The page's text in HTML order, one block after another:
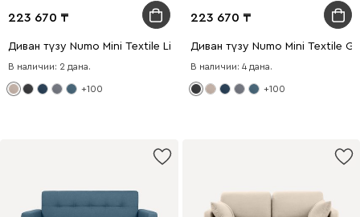
223 670
Диван түзу Numo Mini Textile Light
В наличии: 2 дана.
+100
223 670
Диван түзу Numo Mini Textile
В наличии: 4 дана.
+100